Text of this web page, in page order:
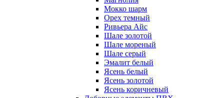
Мокко шарм
Орех темный
Ривьера Айс
Шале золотой
Шале мореный
Шале серый
Эмалит белый
Ясень белый
Ясень золотой
Ясень коричневый